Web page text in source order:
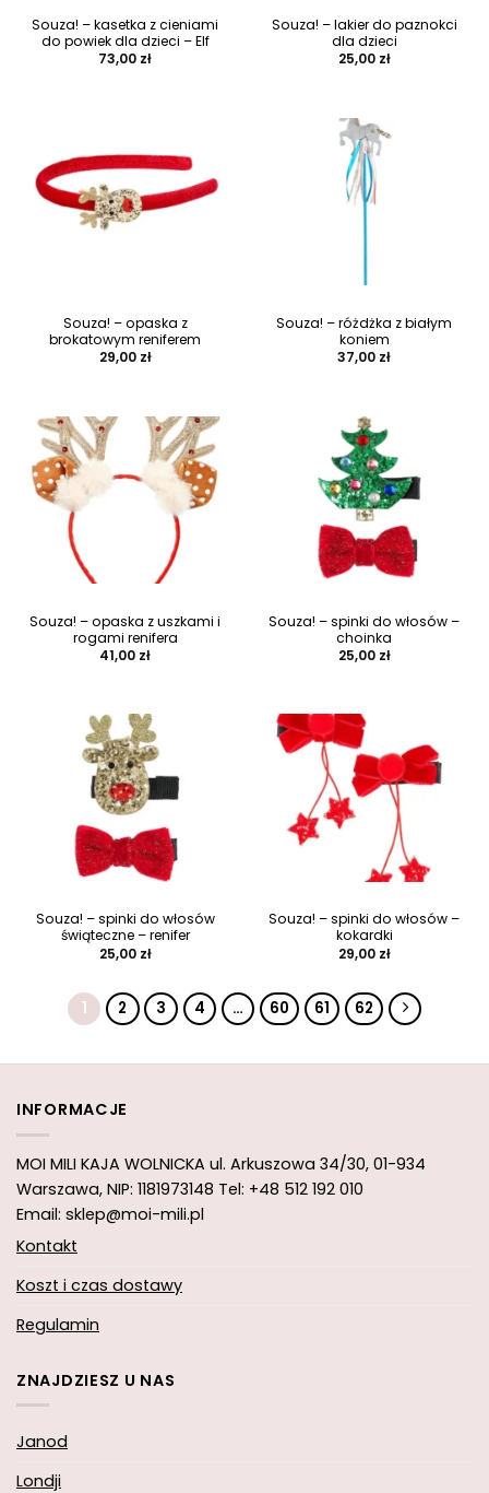
Souza! – kasetka z cieniami
do powiek dla dzieci – Elf
73,00 zł
Souza! – lakier do paznokci
dla dzieci
25,00 zł
Souza! – opaska z
brokatowym reniferem
29,00 zł
Souza! – różdżka z białym
koniem
37,00 zł
Souza! – opaska z uszkami i
rogami renifera
41,00 zł
Souza! – spinki do włosów –
choinka
25,00 zł
Souza! – spinki do włosów
świąteczne – renifer
25,00 zł
Souza! – spinki do włosów –
kokardki
29,00 zł
1 2 3 4 … 60 61 62
INFORMACJE
MOI MILI KAJA WOLNICKA ul. Arkuszowa 34/30, 01-934
Warszawa, NIP: 1181973148 Tel: +48 512 192 010
Email: sklep@moi-mili.pl
Kontakt
Koszt i czas dostawy
Regulamin
ZNAJDZIESZ U NAS
Janod
Londji